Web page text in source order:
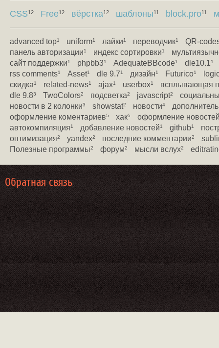
CSS12 Free12 вёрстка12 шаблоны11 block.pro11
advanced top1 uniform1 лайки1 переводчик1
QR-
панель авторизации1 индекс сортировки1
сайт поддержки1 phpbb31 AdequateBBcode1 dle10.11
rss comments1 Asset1 dle 9.71 дизайн1 Futurico1
скидка1 related-news1 ajax1 userbox1
всплывающая
dle 9.83 TwoColors2 подсветка2 javascript2
новости в 2 колонки3 showstat2 новости4
оформление коментариев5 хак5
оформление
автокомпиляция1 добавление новостей1 github1
оптимизация2 yandex2 последние комментарии2
Полезные программы2 форум2 мысли вслух2
Обратная связь